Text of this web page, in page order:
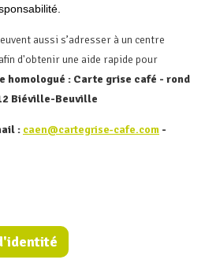
aussi s’adresser à un centre
afin d'obtenir une aide rapide pour
homologué : Carte grise café - rond
Biéville-Beuville
: caen@cartegrise-cafe.com -